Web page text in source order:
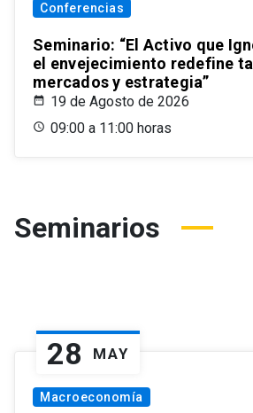
Conferencias
Seminario: “El Activo que
el envejecimiento redefine
mercados y estrategia”
19 de Agosto de 2026
09:00 a 11:00 horas
Seminarios
28 MAY
Macroeconomía